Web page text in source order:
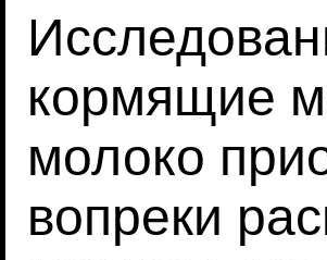
кормящие
молоко
вопреки